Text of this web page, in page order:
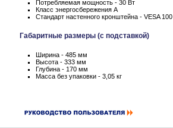
Потребляемая мощность - 30 Вт
Класс энергосбережения А
Стандарт настенного кронштейна - VESA 100
Габаритные размеры (с подставкой)
Ширина - 485 мм
Высота - 333 мм
Глубина - 170 мм
Масса без упаковки - 3,05 кг